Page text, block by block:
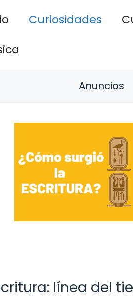
Curiosidades
Anuncios
línea del